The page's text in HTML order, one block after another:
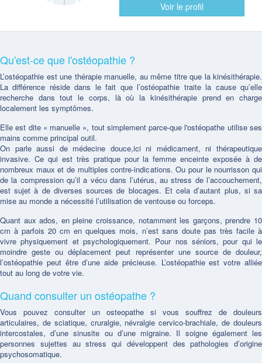
Voir le profil
Qu'est-ce que l'ostéopathie ?
L’ostéopathie est une thérapie manuelle, au même titre que la kinésithérapie.
La différence réside dans le fait que l’ostéopathie traite la cause qu’elle
recherche dans tout le corps, là où la kinésithérapie prend en charge
localement les symptômes.
Elle est dite « manuelle », tout simplement parce-que l'ostéopathe utilise ses
mains comme principal outil.
On parle aussi de médecine douce,ici ni médicament, ni thérapeutique
invasive. Ce qui est très pratique pour la femme enceinte exposée à de
nombreux maux et de multiples contre-indications. Ou pour le nourrisson qui
de la compression qu’il a vécu dans l’utérus, au stress de l’accouchement,
est sujet à de diverses sources de blocages. Et cela d’autant plus, si sa
mise au monde a nécessité l’utilisation de ventouse ou forceps.
Quant aux ados, en pleine croissance, notamment les garçons, prendre 10
cm à parfois 20 cm en quelques mois, n’est sans doute pas très facile à
vivre physiquement et psychologiquement. Pour nos séniors, pour qui le
moindre geste ou déplacement peut représenter une source de douleur,
l’ostéopathie peut être d’une aide précieuse. L’ostéopathie est votre alliée
tout au long de votre vie.
Quand consulter un ostéopathe ?
Vous pouvez consulter un osteopathe si vous souffrez de douleurs
articulaires, de sciatique, cruralgie, névralgie cervico-brachiale, de douleurs
intercostales, d’une sinusite ou d’une migraine. Il soigne également les
personnes sujettes au stress qui développent des pathologies d’origine
psychosomatique.